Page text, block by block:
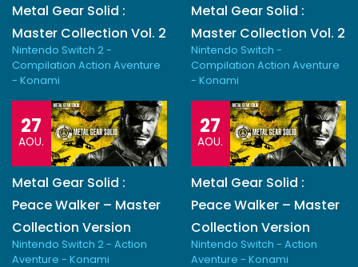
Metal Gear Solid :
Master Collection Vol. 2
Nintendo Switch 2 -
Compilation Action Aventure
- Konami
Metal Gear Solid :
Master Collection Vol. 2
Nintendo Switch -
Compilation Action Aventure
- Konami
27
AOU.
Metal Gear Solid :
Peace Walker – Master
Collection Version
Nintendo Switch 2 - Action
Aventure - Konami
27
AOU.
Metal Gear Solid :
Peace Walker – Master
Collection Version
Nintendo Switch - Action
Aventure - Konami